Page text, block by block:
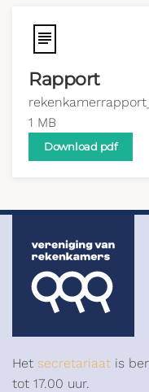
Rapport
1 MB
Download pdf
Het secretariaat is
tot 17.00 uur.